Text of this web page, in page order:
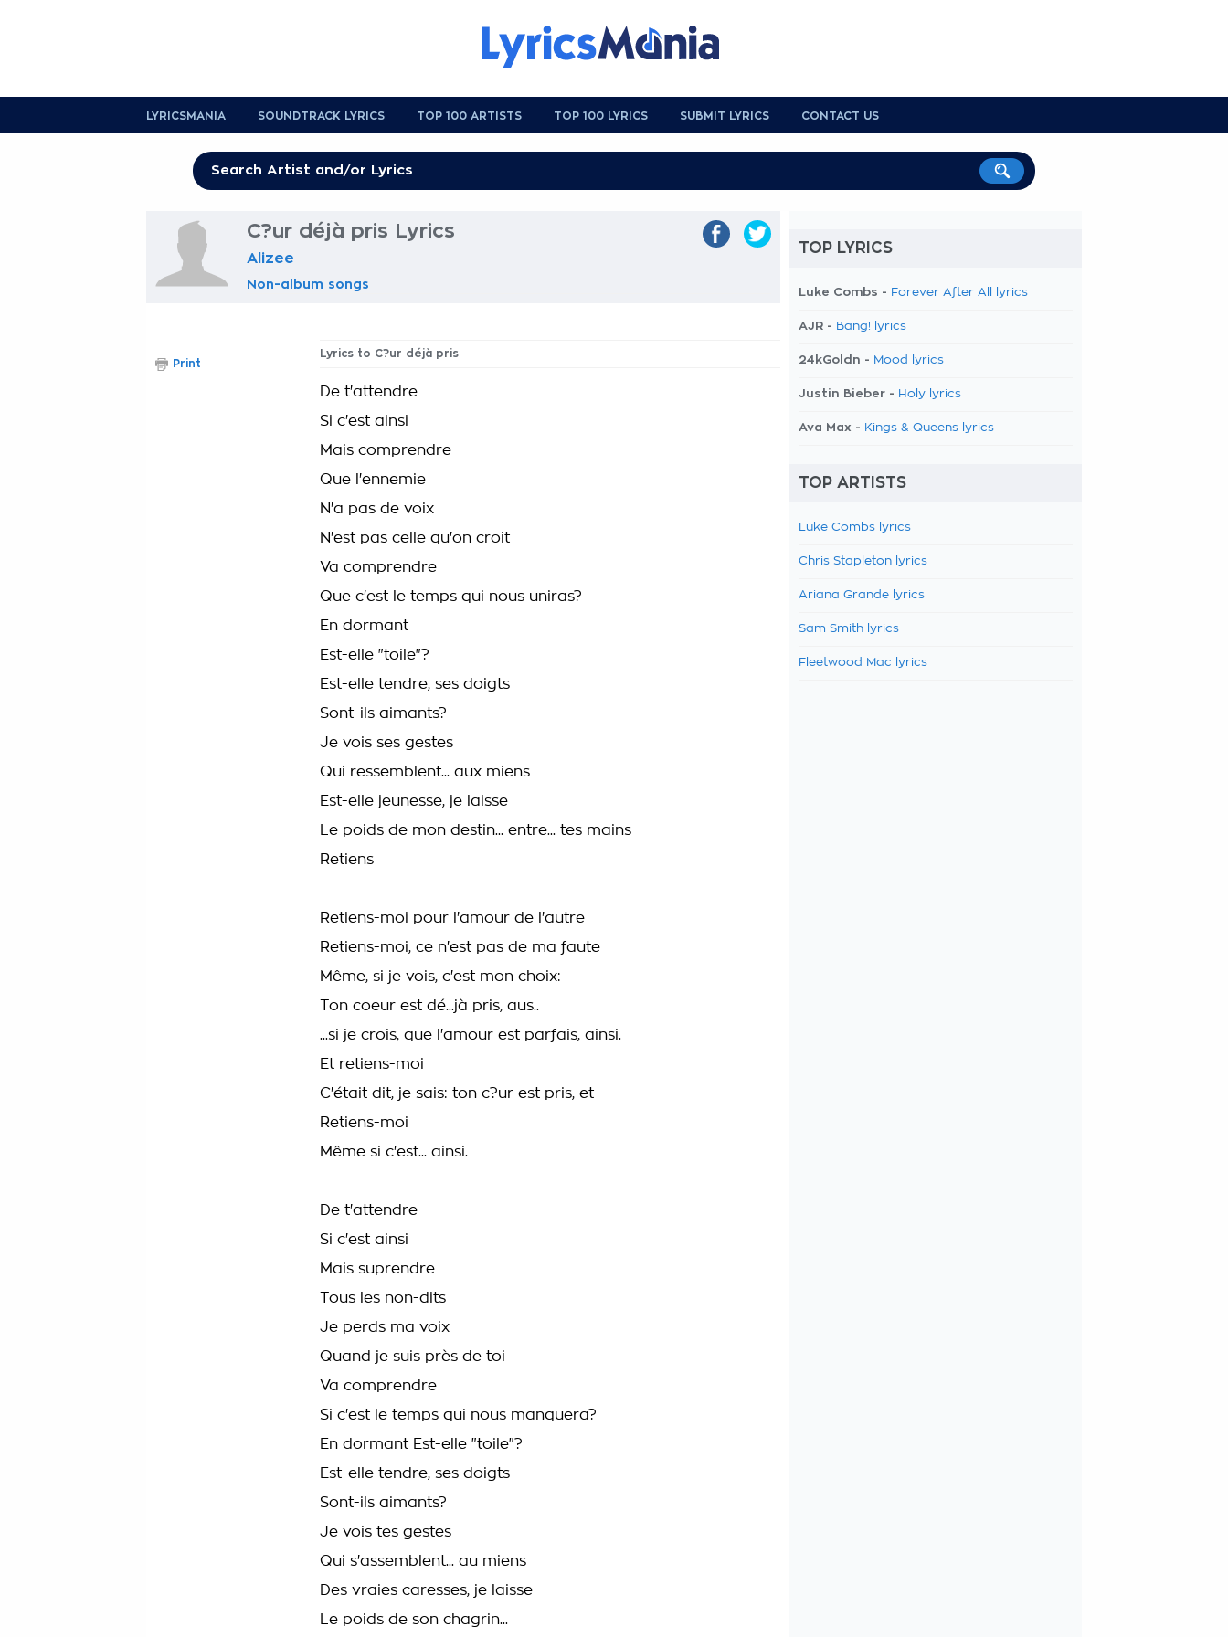
LYRICSMANIA SOUNDTRACK LYRICS TOP 100 ARTISTS TOP 100 LYRICS SUBMIT LYRICS CONTACT US
C?ur déjà pris Lyrics
Alizee
Non-album songs
Lyrics to C?ur déjà pris
De t'attendre
Si c'est ainsi
Mais comprendre
Que l'ennemie
N'a pas de voix
N'est pas celle qu'on croit
Va comprendre
Que c'est le temps qui nous uniras?
En dormant
Est-elle "toile"?
Est-elle tendre, ses doigts
Sont-ils aimants?
Je vois ses gestes
Qui ressemblent... aux miens
Est-elle jeunesse, je laisse
Le poids de mon destin... entre... tes mains
Retiens
Retiens-moi pour l'amour de l'autre
Retiens-moi, ce n'est pas de ma faute
Même, si je vois, c'est mon choix:
Ton coeur est dé...jà pris, aus..
...si je crois, que l'amour est parfais, ainsi.
Et retiens-moi
C'était dit, je sais: ton c?ur est pris, et
Retiens-moi
Même si c'est... ainsi.
De t'attendre
Si c'est ainsi
Mais suprendre
Tous les non-dits
Je perds ma voix
Quand je suis près de toi
Va comprendre
Si c'est le temps qui nous manquera?
En dormant Est-elle "toile"?
Est-elle tendre, ses doigts
Sont-ils aimants?
Je vois tes gestes
Qui s'assemblent... au miens
Des vraies caresses, je laisse
Le poids de son chagrin...
Print
TOP LYRICS
Luke Combs - Forever After All lyrics
AJR - Bang! lyrics
24kGoldn - Mood lyrics
Justin Bieber - Holy lyrics
Ava Max - Kings & Queens lyrics
TOP ARTISTS
Luke Combs lyrics
Chris Stapleton lyrics
Ariana Grande lyrics
Sam Smith lyrics
Fleetwood Mac lyrics